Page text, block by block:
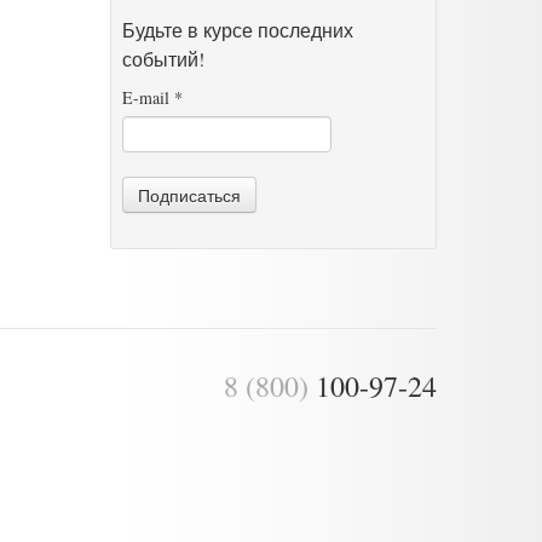
Будьте в курсе последних
событий!
E-mail *
Подписаться
8 (800) 100-97-24